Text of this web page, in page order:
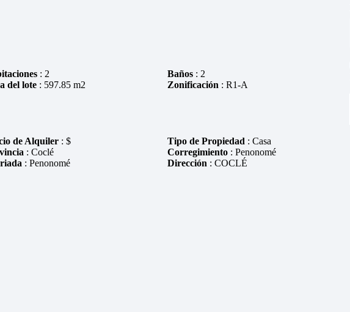
: 2 Baños: 2
del lote: 597.85 m2 Zonificación : R1-A
de Alquiler: $ Tipo de Propiedad : Casa
: Coclé Corregimiento: Penonomé
: Penonomé Dirección : COCLÉ